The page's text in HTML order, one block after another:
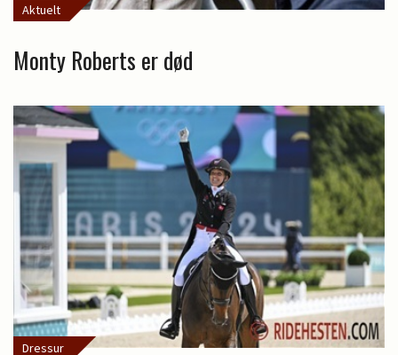
Aktuelt
Monty Roberts er død
Dressur